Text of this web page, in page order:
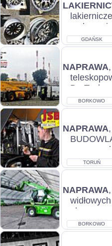
GDAŃSK
NAPRAWA
DmTech
teles...
BORKOWO
NAPRAWA
TORUŃ
NAPRAWA
BORKOWO